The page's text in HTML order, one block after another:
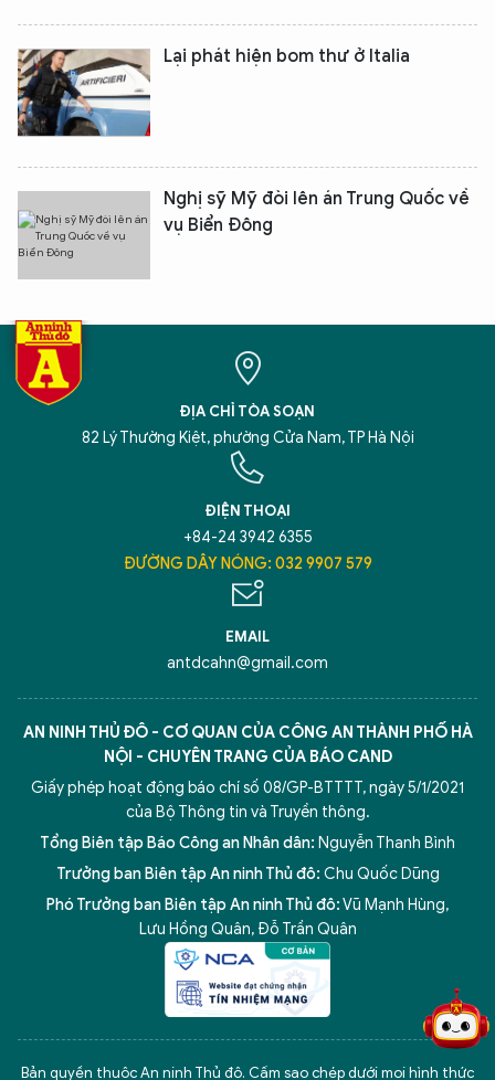
Lại phát hiện bom thư ở Italia
Nghị sỹ Mỹ đòi lên án Trung Quốc về
vụ Biển Đông
ĐỊA CHỈ TÒA SOẠN
82 Lý Thường Kiệt, phường Cửa Nam, TP Hà Nội
ĐIỆN THOẠI
+84-24 3942 6355
ĐƯỜNG DÂY NÓNG: 032 9907 579
EMAIL
antdcahn@gmail.com
AN NINH THỦ ĐÔ - CƠ QUAN CỦA CÔNG AN THÀNH PHỐ HÀ
NỘI - CHUYÊN TRANG CỦA BÁO CAND
Giấy phép hoạt động báo chí số 08/GP-BTTTT, ngày 5/1/2021
của Bộ Thông tin và Truyền thông.
Tổng Biên tập Báo Công an Nhân dân: Nguyễn Thanh Bình
Trưởng ban Biên tập An ninh Thủ đô: Chu Quốc Dũng
Phó Trưởng ban Biên tập An ninh Thủ đô:Vũ Mạnh Hùng,
Lưu Hồng Quân, Đỗ Trần Quân
Bản quyền thuộc An ninh Thủ đô. Cấm sao chép dưới mọi hình thức
5 điểm nghẽn của Hà Nội giải pháp xử lý điểm nghẽn của